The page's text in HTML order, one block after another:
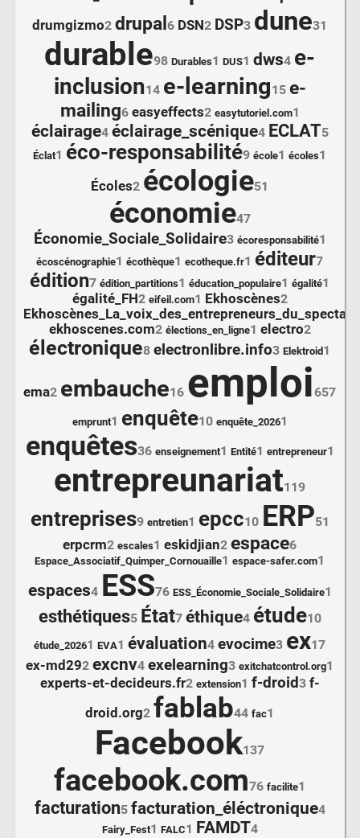
drumgizmo2 drupal6 DSN2 DSP3 dune31
durable98 Durables1 DUS1 dws4 e-
inclusion14 e-learning15 e-
mailing6 easyeffects2 easytutoriel.com1
éclairage4 éclairage_scénique4 ECLAT5
Éclat1 éco-responsabilité9 école1 écoles1
Écoles2 écologie51
économie47
Économie_Sociale_Solidaire3 écoresponsabilité1
écoscénographie1 écothèque1 ecotheque.fr1 éditeur7
édition7 édition_partitions1 éducation_populaire1 égalité1
égalité_FH2 eifeil.com1 Ekhoscènes2
ekhoscenes.com2 élections_en_ligne1 electro2
électronique8 electronlibre.info3 Elektroid 1
ema2 embauche16 emploi657
emprunt1 enquête10 enquête_20261
enquêtes36 enseignement1 Entité1 entrepreneur1
entrepreunariat119
entreprises9 entretien1 epcc10 ERP51
erpcrm2 escales1 eskidjian2 espace6
Espace_Associatif_Quimper_Cornouaille1 espace-safer.com1
espaces4 ESS76 ESS_Économie_Sociale_Solidaire1
esthétiques5 État7 éthique4 étude10
étude_20261 EVA1 évaluation4 evocime3 ex17
ex-md292 excnv4 exelearning3 exitchatcontrol.org1
experts-et-decideurs.fr2 extension1 f-droid3 f-
droid.org2 fablab44 fac1
Facebook137
facebook.com76 facilite1
facturation5 facturation_éléctronique4
Fairy_Fest1 FALC1 FAMDT4